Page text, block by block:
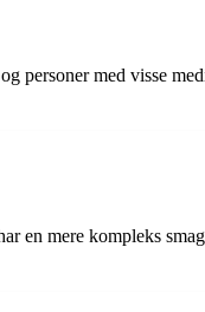
personer med visse
en mere kompleks